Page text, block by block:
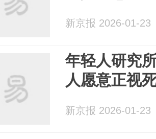
新京报 2026-01-23
年轻人研究
人愿意正视
新京报 2026-01-23